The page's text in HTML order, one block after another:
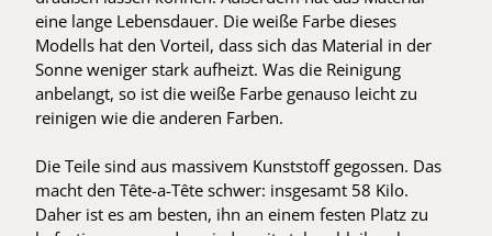
eine lange Lebensdauer. Die weiße Farbe dieses
Modells hat den Vorteil, dass sich das Material in der
Sonne weniger stark aufheizt. Was die Reinigung
anbelangt, so ist die weiße Farbe genauso leicht zu
reinigen wie die anderen Farben.
Die Teile sind aus massivem Kunststoff gegossen. Das
macht den Tête-a-Tête schwer: insgesamt 58 Kilo.
Daher ist es am besten, ihn an einem festen Platz zu